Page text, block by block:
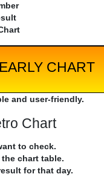
CHART
and user-friendly.
Chart
to check.
chart table.
for that day.